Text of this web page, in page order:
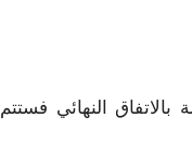
النهائي